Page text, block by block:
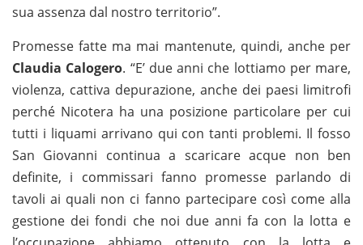
sua assenza dal nostro territorio”.
Promesse fatte ma mai mantenute, quindi, anche per
Claudia Calogero. “E’ due anni che lottiamo per mare,
violenza, cattiva depurazione, anche dei paesi limitrofi
perché Nicotera ha una posizione particolare per cui
tutti i liquami arrivano qui con tanti problemi. Il fosso
San Giovanni continua a scaricare acque non ben
definite, i commissari fanno promesse parlando di
tavoli ai quali non ci fanno partecipare così come alla
gestione dei fondi che noi due anni fa con la lotta e